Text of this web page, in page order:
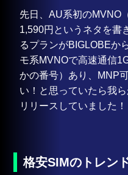
先日、AU系初のMVNO
1,590円というネタを書
るプランがBIGLOBEか
モ系MVNOで高速通信
かの番号）あり、MNP
い！と思っていたら我
リリースしていました！
格安SIMのトレン